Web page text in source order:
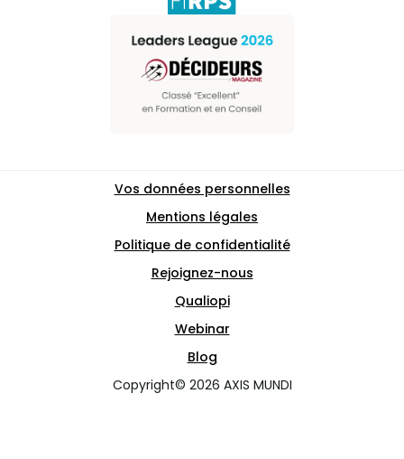
Vos données personnelles
Mentions légales
Politique de confidentialité
Rejoignez-nous
Qualiopi
Webinar
Blog
Copyright© 2026 AXIS MUNDI